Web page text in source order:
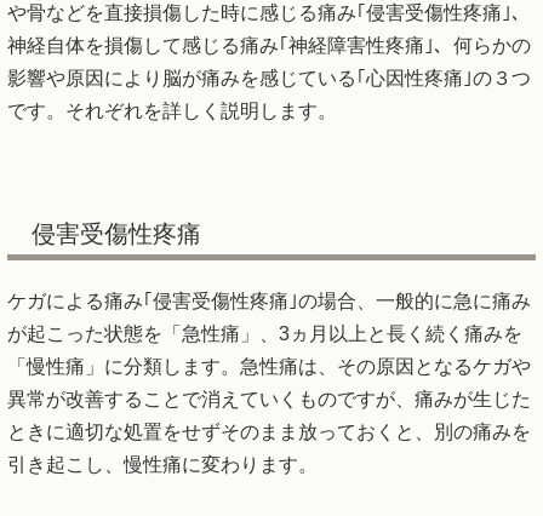
や骨などを直接損傷した時に感じる痛み｢侵害受傷性疼痛｣、
神経自体を損傷して感じる痛み｢神経障害性疼痛｣、何らかの
影響や原因により脳が痛みを感じている｢心因性疼痛｣の３つ
です。それぞれを詳しく説明します。
侵害受傷性疼痛
ケガによる痛み｢侵害受傷性疼痛｣の場合、一般的に急に痛み
が起こった状態を「急性痛」、3ヵ月以上と長く続く痛みを
「慢性痛」に分類します。急性痛は、その原因となるケガや
異常が改善することで消えていくものですが、痛みが生じた
ときに適切な処置をせずそのまま放っておくと、別の痛みを
引き起こし、慢性痛に変わります。